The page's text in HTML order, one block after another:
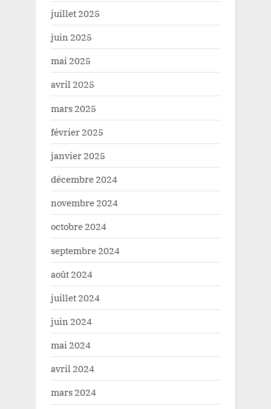
juillet 2025
juin 2025
mai 2025
avril 2025
mars 2025
février 2025
janvier 2025
décembre 2024
novembre 2024
octobre 2024
septembre 2024
août 2024
juillet 2024
juin 2024
mai 2024
avril 2024
mars 2024